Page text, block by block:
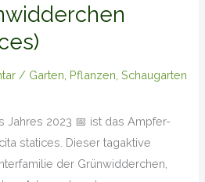
/ Garten Pflanzen ,Schaugarten
Jahres 2023 📅 ist das Ampfer-
statices. Dieser tagaktive
der Grünwidderchen,